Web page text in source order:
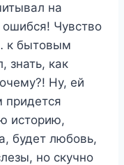
на
ошибся! Чувство
к бытовым
знать, как
Ну, ей
придется
историю,
будет любовь,
но скучно